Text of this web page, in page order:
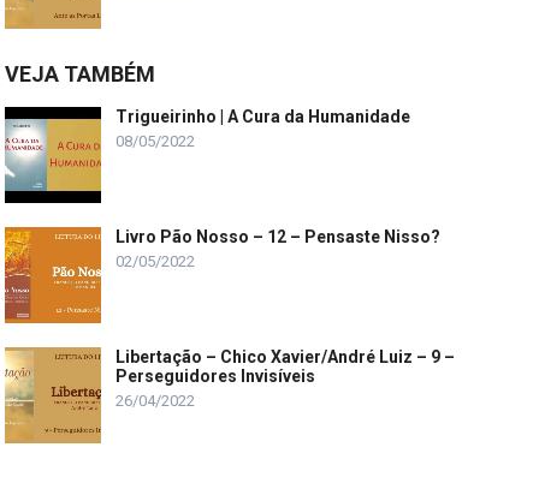
VEJA TAMBÉM
Trigueirinho | A Cura da Humanidade
08/05/2022
Livro Pão Nosso – 12 – Pensaste Nisso?
02/05/2022
Libertação – Chico Xavier/André Luiz – 9 –
Perseguidores Invisíveis
26/04/2022